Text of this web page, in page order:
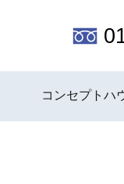
コンセプトハ